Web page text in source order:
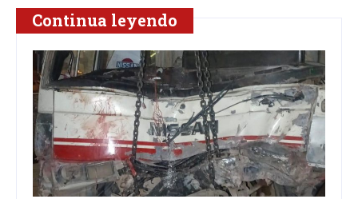
Continua leyendo